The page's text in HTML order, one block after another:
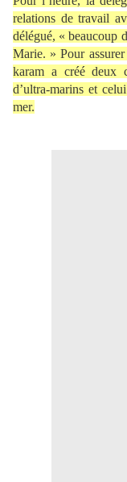
relations de travail
délégué, « beaucoup
Marie. » Pour
karam a créé deux
d’ultra-marins et
mer.